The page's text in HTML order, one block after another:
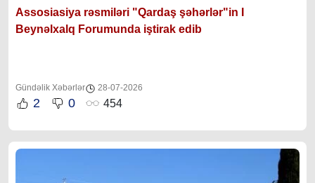
Assosiasiya rəsmiləri "Qardaş şəhərlər"in I
Beynəlxalq Forumunda iştirak edib
Gündəlik Xəbərlər 28-07-2026
2 0 454